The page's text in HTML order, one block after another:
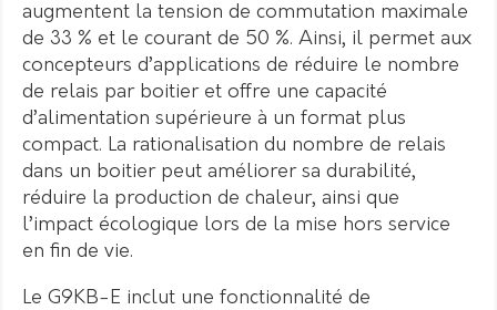
augmentent la tension de commutation maximale
de 33 % et le courant de 50 %. Ainsi, il permet aux
concepteurs d’applications de réduire le nombre
de relais par boitier et offre une capacité
d’alimentation supérieure à un format plus
compact. La rationalisation du nombre de relais
dans un boitier peut améliorer sa durabilité,
réduire la production de chaleur, ainsi que
l’impact écologique lors de la mise hors service
en fin de vie.
Le G9KB-E inclut une fonctionnalité de